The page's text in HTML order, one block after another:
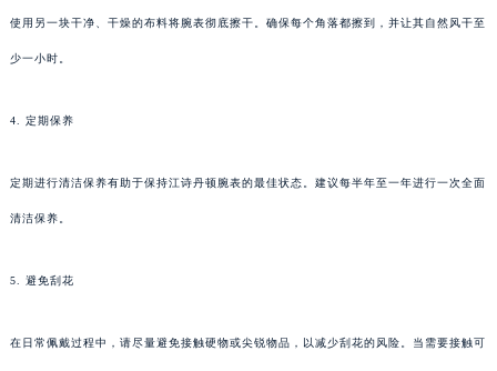
使用另一块干净、干燥的布料将腕表彻底擦干。确保每个角落都擦到，并让其自然风干至
少一小时。
4. 定期保养
定期进行清洁保养有助于保持江诗丹顿腕表的最佳状态。建议每半年至一年进行一次全面
清洁保养。
5. 避免刮花
在日常佩戴过程中，请尽量避免接触硬物或尖锐物品，以减少刮花的风险。当需要接触可